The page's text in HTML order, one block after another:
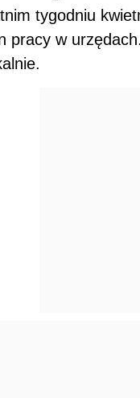
tygodniu
pracy w